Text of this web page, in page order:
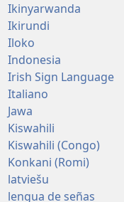
Ikinyarwanda
Ikirundi
Iloko
Indonesia
Irish Sign Language
Italiano
Jawa
Kiswahili
Kiswahili (Congo)
Konkani (Romi)
latviešu
lengua de señas